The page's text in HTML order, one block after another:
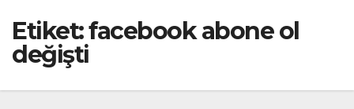
Etiket:facebook abone ol
değişti